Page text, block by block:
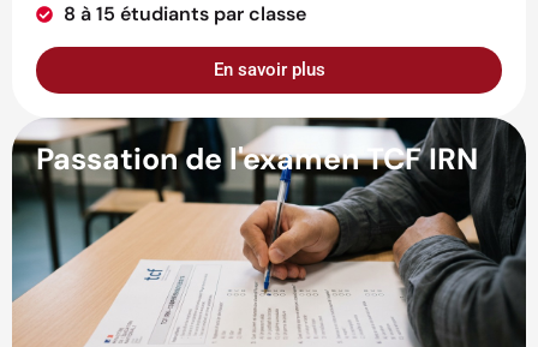
8 à 15 étudiants par classe
En savoir plus
Passation de l'examen TCF IRN